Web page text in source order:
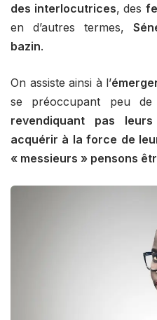
des interlocutrices, des
en d’autres termes,
bazin.
On assiste ainsi à l’
se préoccupant peu
revendiquant pas
acquérir à la force de
« messieurs » pensons